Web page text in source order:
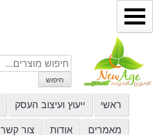
דילוג
לתוכן
חיפוש
עבור:
חיפוש
ראשי ייעוץ ועיצוב העסק
מאמרים אודות צור קשר